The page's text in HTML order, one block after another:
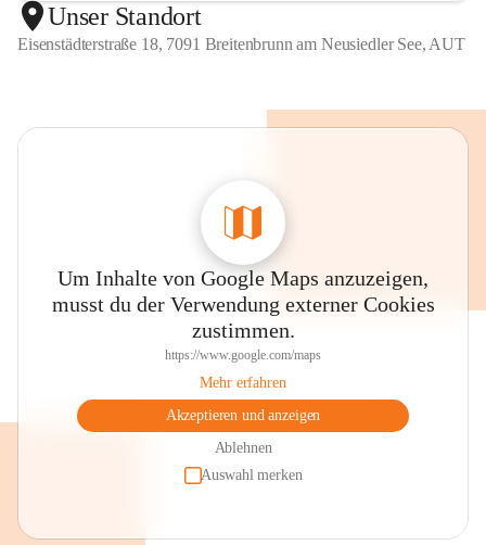
Unser Standort
Eisenstädterstraße 18, 7091 Breitenbrunn am Neusiedler See, AUT
Um Inhalte von Google Maps anzuzeigen,
musst du der Verwendung externer Cookies
zustimmen.
https://www.google.com/maps
Mehr erfahren
Akzeptieren und anzeigen
Ablehnen
Auswahl merken